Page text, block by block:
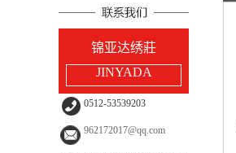
锦亚达绣莊
JINYADA
0512-53539203
962172017@qq.com